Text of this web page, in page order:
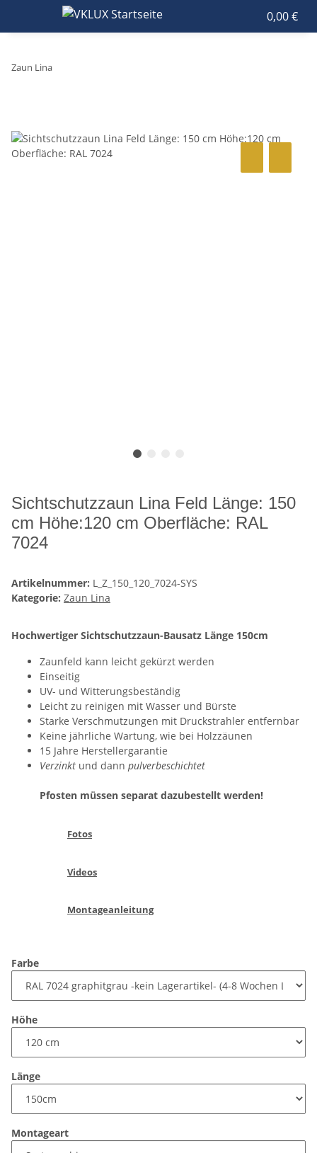
0,00 €
Zaun Lina
Sichtschutzzaun Lina Feld Länge: 150
cm Höhe:120 cm Oberfläche: RAL
7024
Artikelnummer: L_Z_150_120_7024-SYS
Kategorie: Zaun Lina
Hochwertiger Sichtschutzzaun-Bausatz Länge 150cm
Zaunfeld kann leicht gekürzt werden
Einseitig
UV- und Witterungsbeständig
Leicht zu reinigen mit Wasser und Bürste
Starke Verschmutzungen mit Druckstrahler entfernbar
Keine jährliche Wartung, wie bei Holzzäunen
15 Jahre Herstellergarantie
Verzinkt und dann pulverbeschichtet
Pfosten müssen separat dazubestellt werden!
Fotos
Videos
Montageanleitung
Farbe
Höhe
Länge
Montageart